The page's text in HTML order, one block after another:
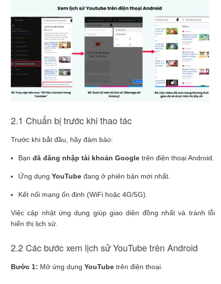
2.1 Chuẩn bị trước khi thao tác
Trước khi bắt đầu, hãy đảm bảo:
Bạn đã đăng nhập tài khoản Google trên điện thoại Android.
Ứng dụng YouTube đang ở phiên bản mới nhất.
Kết nối mạng ổn định (WiFi hoặc 4G/5G).
Việc cập nhật ứng dụng giúp giao diện đồng nhất và tránh lỗi
hiển thị lịch sử.
2.2 Các bước xem lịch sử YouTube trên Android
Bước 1: Mở ứng dụng YouTube trên điện thoại.